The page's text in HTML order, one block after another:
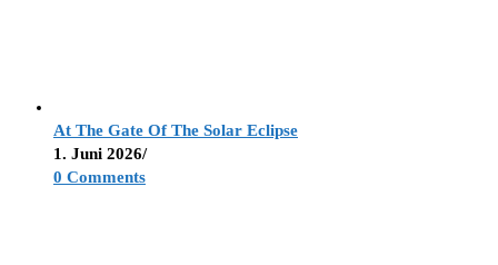
At The Gate Of The Solar Eclipse
1. Juni 2026/
0 Comments